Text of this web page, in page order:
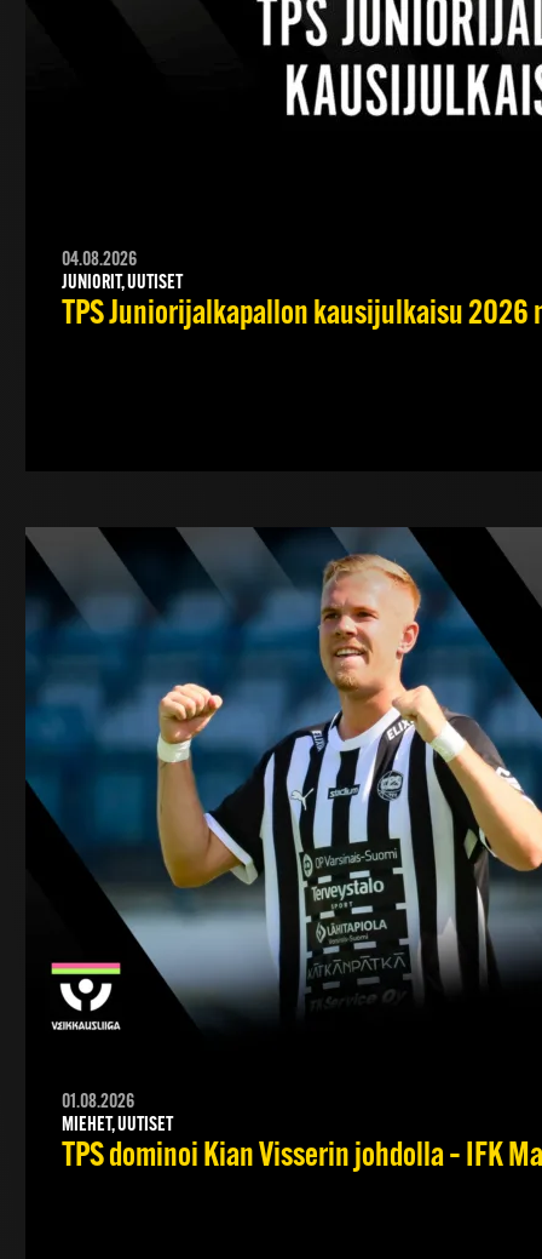
04.08.2026
JUNIORIT, UUTISET
TPS Juniorijalkapallon kausijulkaisu 2026
01.08.2026
MIEHET, UUTISET
TPS dominoi Kian Visserin johdolla – IFK